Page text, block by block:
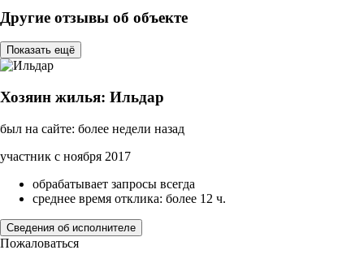
Другие отзывы об объекте
Показать ещё
Хозяин жилья: Ильдар
был на сайте: более недели назад
участник с ноября 2017
обрабатывает запросы всегда
среднее время отклика: более 12 ч.
Сведения об исполнителе
Пожаловаться